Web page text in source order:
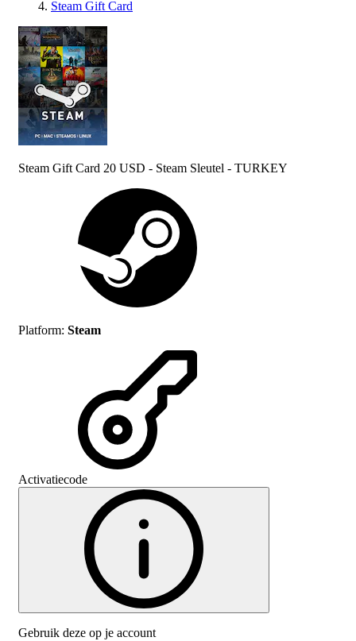
Steam Gift Card
Steam Gift Card 20 USD - Steam Sleutel - TURKEY
Platform: Steam
Activatiecode
Gebruik deze op je account